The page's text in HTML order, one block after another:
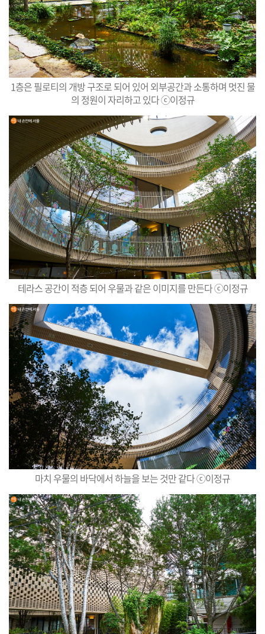
1층은 필로티의 개방 구조로 되어 있어 외부공간과 소통하며 멋진 물
의 정원이 자리하고 있다 ⓒ이정규
테라스 공간이 적층 되어 우물과 같은 이미지를 만든다 ⓒ이정규
마치 우물의 바닥에서 하늘을 보는 것만 같다 ⓒ이정규